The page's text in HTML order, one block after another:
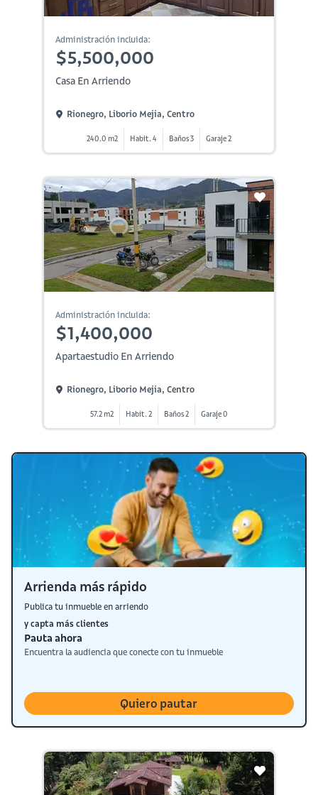
Administración incluida:
$5,500,000
Casa En Arriendo
Rionegro, Liborio Mejia, Centro
240.0 m2 Habit. 4 Baños 3 Garaje 2
Administración incluida:
$1,400,000
Apartaestudio En Arriendo
Rionegro, Liborio Mejia, Centro
57.2 m2 Habit. 2 Baños 2 Garaje 0
Arrienda más rápido
Publica tu inmueble en arriendo
y capta más clientes
Pauta ahora
Encuentra la audiencia que conecte con tu inmueble
Quiero pautar